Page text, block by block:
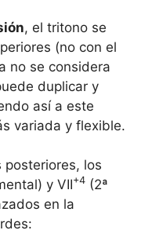
, el tritono se
(no con el
no se considera
duplicar y
así a este
variada y flexible.
posteriores, los
y VII+4 (2ª
en la